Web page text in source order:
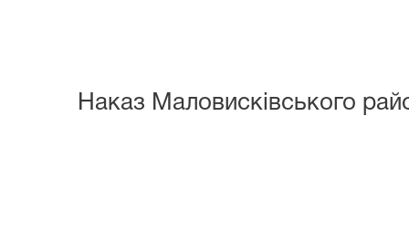
Наказ Маловисківського